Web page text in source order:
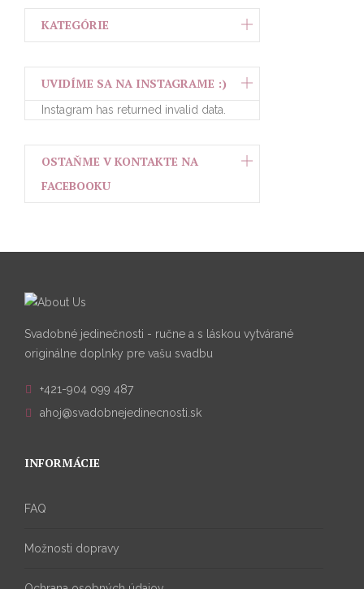
KATEGÓRIE
UVIDÍME SA NA INSTAGRAME :)
Instagram has returned invalid data.
OSTAŇME V KONTAKTE NA
FACEBOOKU
Svadobné jedinečnosti - ručne a s láskou vytvárané
originálne doplnky pre vašu svadbu
+421-904 099 487
ahoj@svadobnejedinecnosti.sk
INFORMÁCIE
FAQ
Možnosti dopravy